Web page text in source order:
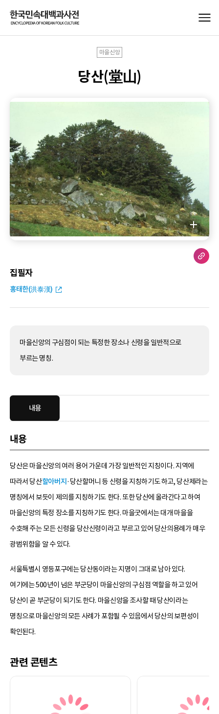
마을신앙
당산(堂山)
집필자
홍태한(洪泰漢)
마을신앙의 구심점이 되는 특정한 장소나 신령을 일반적으로
부르는 명칭.
내용
내용
당산은 마을신앙의 여러 용어 가운데 가장 일반적인 지칭이다. 지역에
따라서 당산할아버지 ·당산할머니 등 신령을 지칭하기도 하고, 당산제라는
명칭에서 보듯이 제의를 지칭하기도 한다. 또한 당산에 올라간다고 하여
마을신앙의 특정 장소를 지칭하기도 한다. 마을굿에서는 대개 마을을
수호해 주는 모든 신령을 당산신령이라고 부르고 있어 당산의용례가 매우
광범위함을 알 수 있다.
서울특별시 영등포구에는 당산동이라는 지명이 그대로 남아 있다.
여기에는 500년이 넘은 부군당이 마을신앙의 구심점 역할을 하고 있어
당산이 곧 부군당이 되기도 한다. 마을신앙을 조사할 때 당산이라는
명칭으로 마을신앙의 모든 사례가 포함될 수 있음에서 당산의 보편성이
확인된다.
관련 콘텐츠